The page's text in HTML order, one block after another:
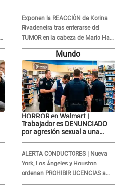
Naldy Saldaña: “Muchas
amantes...”
Exponen la REACCIÓN de Korina
Rivadeneira tras enterarse del
TUMOR en la cabeza de Mario Hart:
"Ella estaba muy..."
Mundo
HORROR en Walmart |
Trabajador es DENUNCIADO
por agresión sexual a una
ALERTA CONDUCTORES | Nueva
York, Los Ángeles y Houston
ordenan PROHIBIR LICENCIAS a
quienes no presenten ESTE